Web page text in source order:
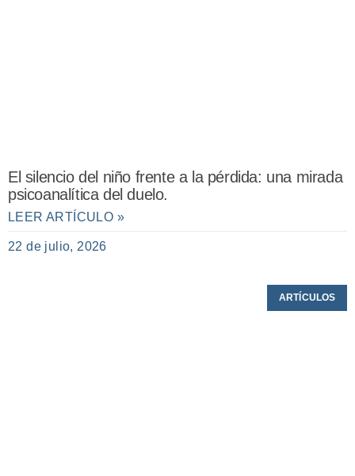
El silencio del niño frente a la pérdida: una mirada
psicoanalítica del duelo.
LEER ARTÍCULO »
22 de julio, 2026
ARTÍCULOS